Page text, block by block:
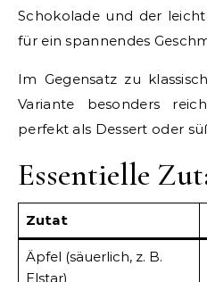
Schokolade und der
für ein spannendes
Im Gegensatz zu
Variante besonders
perfekt als Dessert oder
Essentielle
Zutat
Äpfel (säuerlich, z. B.
Elstar)